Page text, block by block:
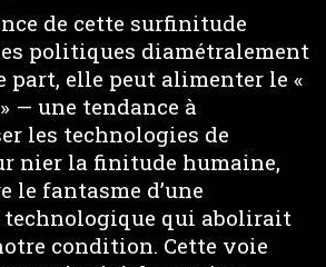
de cette surfinitude
politiques diamétralement
part, elle peut alimenter le «
— une tendance à
les technologies de
nier la finitude humaine,
le fantasme d’une
technologique qui abolirait
condition. Cette voie